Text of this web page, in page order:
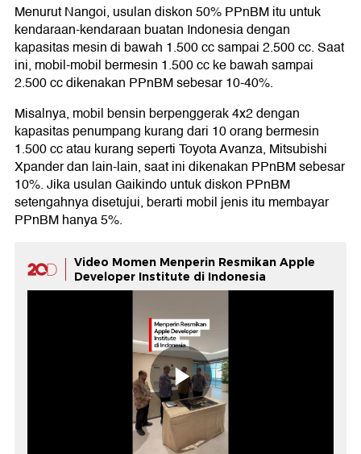
Menurut Nangoi, usulan diskon 50% PPnBM itu untuk
kendaraan-kendaraan buatan Indonesia dengan
kapasitas mesin di bawah 1.500 cc sampai 2.500 cc. Saat
ini, mobil-mobil bermesin 1.500 cc ke bawah sampai
2.500 cc dikenakan PPnBM sebesar 10-40%.
Misalnya, mobil bensin berpenggerak 4x2 dengan
kapasitas penumpang kurang dari 10 orang bermesin
1.500 cc atau kurang seperti Toyota Avanza, Mitsubishi
Xpander dan lain-lain, saat ini dikenakan PPnBM sebesar
10%. Jika usulan Gaikindo untuk diskon PPnBM
setengahnya disetujui, berarti mobil jenis itu membayar
PPnBM hanya 5%.
Video Momen Menperin Resmikan Apple
Developer Institute di Indonesia